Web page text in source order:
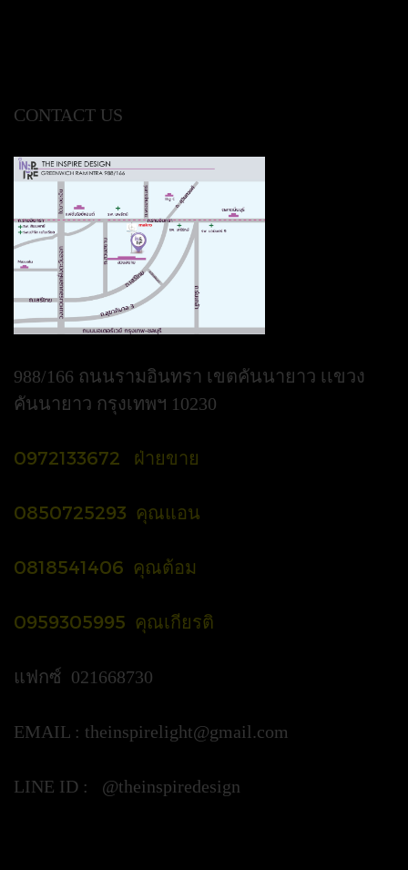
CONTACT US
988/166 ถนนรามอินทรา เขตคันนายาว เเขวง
คันนายาว กรุงเทพฯ 10230
0972133672 ฝ่ายขาย
0850725293 คุณแอน
0818541406 คุณต้อม
0959305995 คุณเกียรติ
แฟกซ์ 021668730
EMAIL : theinspirelight@gmail.com
LINE ID : @theinspiredesign